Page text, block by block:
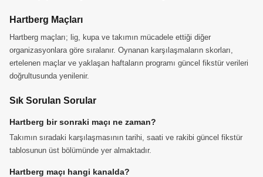
Hartberg Maçları
Hartberg maçları; lig, kupa ve takımın mücadele ettiği diğer
organizasyonlara göre sıralanır. Oynanan karşılaşmaların skorları,
ertelenen maçlar ve yaklaşan haftaların programı güncel fikstür verileri
doğrultusunda yenilenir.
Sık Sorulan Sorular
Hartberg bir sonraki maçı ne zaman?
Takımın sıradaki karşılaşmasının tarihi, saati ve rakibi güncel fikstür
tablosunun üst bölümünde yer almaktadır.
Hartberg maçı hangi kanalda?